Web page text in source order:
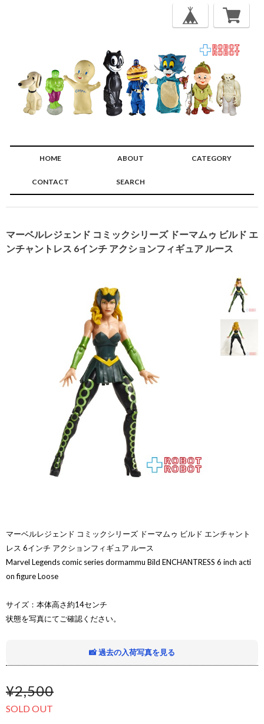
HOME ABOUT CATEGORY
CONTACT SEARCH
マーベルレジェンド コミックシリーズ ドーマムゥ ビルド エ
ンチャントレス 6インチ アクションフィギュア ルース
マーベルレジェンド コミックシリーズ ドーマムゥ ビルド エンチャント
レス 6インチ アクションフィギュア ルース
Marvel Legends comic series dormammu Bild ENCHANTRESS 6 inch acti
on figure Loose
サイズ：本体高さ約14センチ
状態を写真にてご確認ください。
📸 過去の入荷写真を見る
¥2,500
SOLD OUT